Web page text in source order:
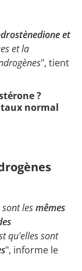
et
et la
", tient
?
normal
lesmêmes
qu'elles sont
", informe le